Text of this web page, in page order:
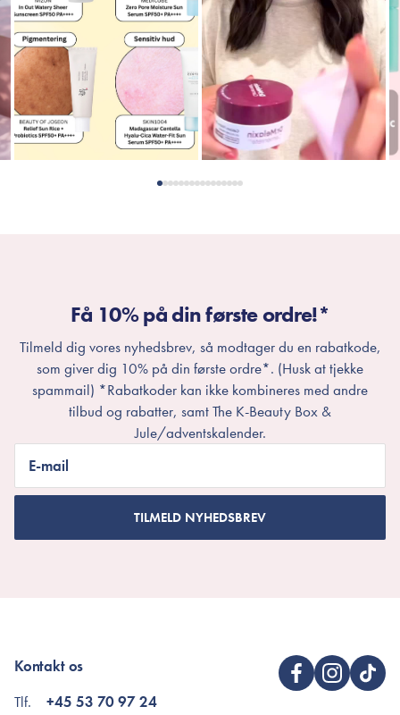
Få 10% på din første ordre!*
Tilmeld dig vores nyhedsbrev, så modtager du en rabatkode,
som giver dig 10% på din første ordre*. (Husk at tjekke
spammail) *Rabatkoder kan ikke kombineres med andre
tilbud og rabatter, samt The K-Beauty Box &
Jule/adventskalender.
E-mail
TILMELD NYHEDSBREV
Kontakt os
Tlf.
+45 53 70 97 24